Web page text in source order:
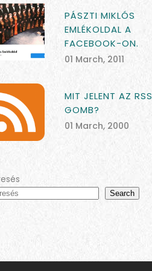
PÁSZTI MIKLÓS
EMLÉKOLDAL A
FACEBOOK-ON.
01 March, 2011
MIT JELENT AZ RSS
GOMB?
01 March, 2000
Search